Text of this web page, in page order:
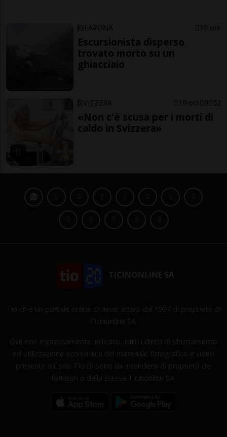
GLARONA 19 ore
Escursionista disperso
trovato morto su un
ghiacciaio
SVIZZERA 19 ore 9 52
«Non c'è scusa per i morti di
caldo in Svizzera»